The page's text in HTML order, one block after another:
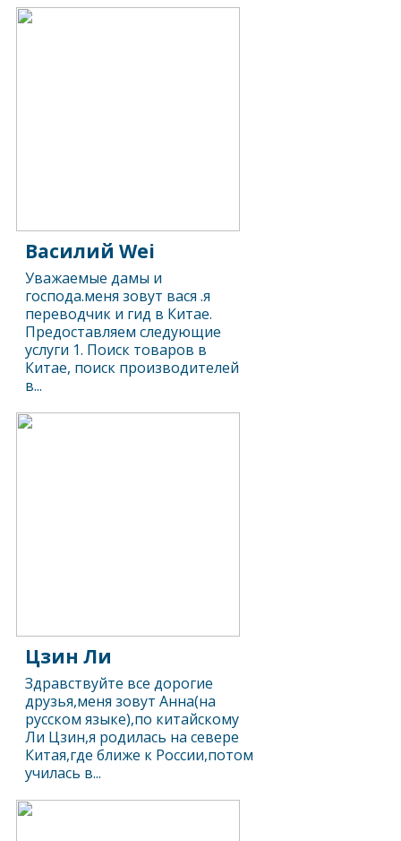
Василий Wei
Уважаемые дамы и
господа.меня зовут вася .я
переводчик и гид в Китае.
Предоставляем следующие
услуги 1. Поиск товаров в
Китае, поиск производителей
в...
Цзин Ли
Здравствуйте все дорогие
друзья,меня зовут Анна(на
русском языке),по китайскому
Ли Цзин,я родилась на севере
Китая,где ближе к России,потом
училась в...